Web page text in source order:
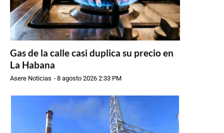
Gas de la calle casi duplica su precio en
La Habana
Asere Noticias -8 agosto 2026 2:33 PM